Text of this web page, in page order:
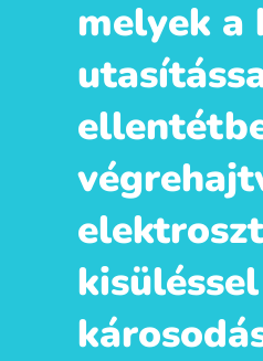
melyek a